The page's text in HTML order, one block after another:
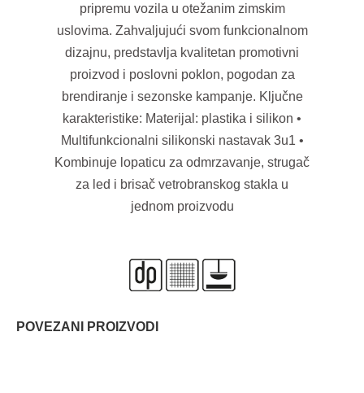
pripremu vozila u otežanim zimskim
uslovima. Zahvaljujući svom funkcionalnom
dizajnu, predstavlja kvalitetan promotivni
proizvod i poslovni poklon, pogodan za
brendiranje i sezonske kampanje. Ključne
karakteristike: Materijal: plastika i silikon •
Multifunkcionalni silikonski nastavak 3u1 •
Kombinuje lopaticu za odmrzavanje, strugač
za led i brisač vetrobranskog stakla u
jednom proizvodu
POVEZANI PROIZVODI